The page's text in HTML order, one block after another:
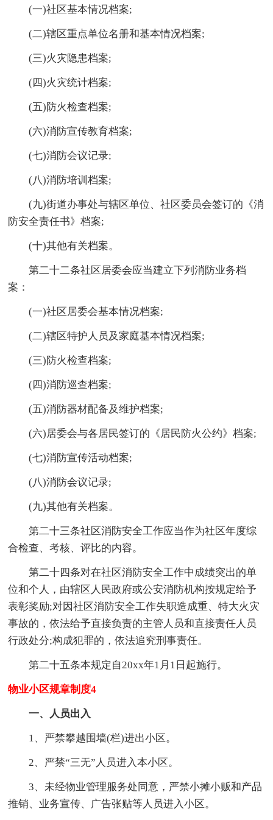
(一)社区基本情况档案;
(二)辖区重点单位名册和基本情况档案;
(三)火灾隐患档案;
(四)火灾统计档案;
(五)防火检查档案;
(六)消防宣传教育档案;
(七)消防会议记录;
(八)消防培训档案;
(九)街道办事处与辖区单位、社区委员会签订的《消
防安全责任书》档案;
(十)其他有关档案。
第二十二条社区居委会应当建立下列消防业务档
案：
(一)社区居委会基本情况档案;
(二)辖区特护人员及家庭基本情况档案;
(三)防火检查档案;
(四)消防巡查档案;
(五)消防器材配备及维护档案;
(六)居委会与各居民签订的《居民防火公约》档案;
(七)消防宣传活动档案;
(八)消防会议记录;
(九)其他有关档案。
第二十三条社区消防安全工作应当作为社区年度综
合检查、考核、评比的内容。
第二十四条对在社区消防安全工作中成绩突出的单
位和个人，由辖区人民政府或公安消防机构按规定给予
表彰奖励;对因社区消防安全工作失职造成重、特大火灾
事故的，依法给予直接负责的主管人员和直接责任人员
行政处分;构成犯罪的，依法追究刑事责任。
第二十五条本规定自20xx年1月1日起施行。
物业小区规章制度4
一、人员出入
1、严禁攀越围墙(栏)进出小区。
2、严禁“三无”人员进入本小区。
3、未经物业管理服务处同意，严禁小摊小贩和产品
推销、业务宣传、广告张贴等人员进入小区。